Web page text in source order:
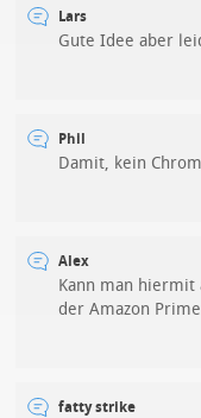
Lars
Gute Idee aber
Phil
Damit, kein
Alex
Kann man hiermit
der Amazon
fatty strike